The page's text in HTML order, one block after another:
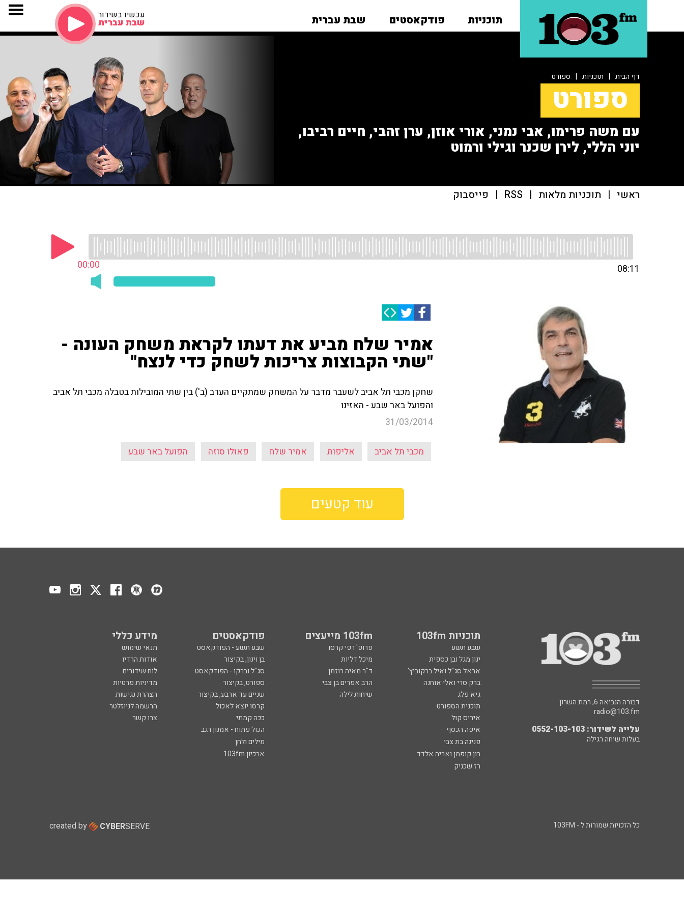
תוכניות פודקאסטים שבת עברית עכשיו בשידור
שבת עברית
דף הבית | תוכניות | ספורט
ספורט
עם משה פרימו, אבי נמני, אורי אוזן, ערן זהבי, חיים רביבו,
יוני הללי, לירן שכנר וגילי ורמוט
ראשי | תוכניות מלאות |
RSS
| פייסבוק
00:00 08:11
אמיר שלח מביע את דעתו לקראת משחק העונה -
"שתי הקבוצות צריכות לשחק כדי לנצח"
שחקן מכבי תל אביב לשעבר מדבר על המשחק שמתקיים הערב (ב') בין שתי המובילות בטבלה מכבי תל אביב
והפועל באר שבע - האזינו
31/03/2014
מכבי תל אביב אליפות אמיר שלח פאולו סוזה הפועל באר שבע
עוד קטעים
תוכניות 103fm 103fm מייעצים פודקאסטים מידע כללי
שבע תשע פרופ' רפי קרסו שבע תשע - הפודקאסט
תנאי שימוש
ינון מגל ובן כספית
מיכל דליות בן וינון, בקיצור
אודות הרדיו
אראל סג"ל ואיל ברקוביץ'
ד"ר מאיה רוזמן סג"ל וברקו - הפודקאסט
לוח שידורים
ברק סרי ואלי אוחנה
הרב אפרים בן צבי ספורט, בקיצור
מדיניות פרטיות
גיא פלג
שיחות לילה שניים עד ארבע, בקיצור
הצהרת נגישות
תוכנית הספורט
קרסו יוצא לאכול
הרשמה לניוזלטר
איריס קול
ככה קמתי
צרו קשר
איפה הכסף
הכול פתוח - אמנון רגב
פנינה בת צבי
מילים ולחן
רון קופמן ואריה אלדד
ארכיון 103fm
רז שכניק
דבורה הנביאה 6, רמת השרון
radio@103.fm
עלייה לשידור: 0552-103-103
בעלות שיחה רגילה
כל הזכויות שמורות ל - 103FM created by CYBERSERVE